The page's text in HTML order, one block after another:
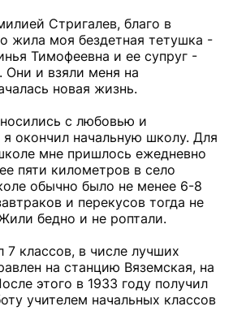
Стригалев, благо в
жила моя бездетная тетушка -
Тимофеевна и ее супруг -
Они и взяли меня на
новая жизнь.
с любовью и
окончил начальную школу. Для
мне пришлось ежедневно
пяти километров в село
обычно было не менее 6-8
и перекусов тогда не
бедно и не роптали.
7 классов, в числе лучших
на станцию Вяземская, на
этого в 1933 году получил
учителем начальных классов